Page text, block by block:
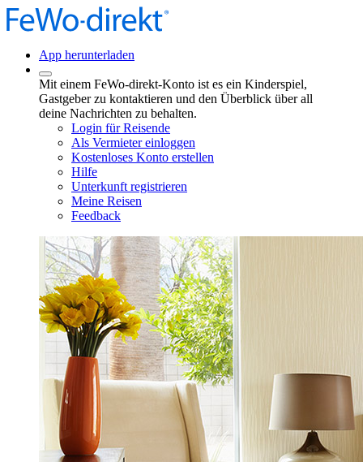
App herunterladen
Mit einem FeWo-direkt-Konto ist es ein Kinderspiel,
Gastgeber zu kontaktieren und den Überblick über all
deine Nachrichten zu behalten.
Login für Reisende
Als Vermieter einloggen
Kostenloses Konto erstellen
Hilfe
Unterkunft registrieren
Meine Reisen
Feedback